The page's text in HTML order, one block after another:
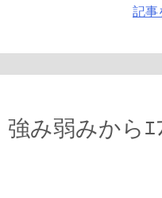
記事
み弱みからｴ